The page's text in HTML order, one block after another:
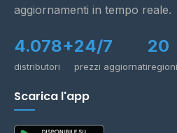
aggiornamenti in tempo reale.
4.078+
distributori
24/7
prezzi aggiornati
20
regioni
Scarica l'app